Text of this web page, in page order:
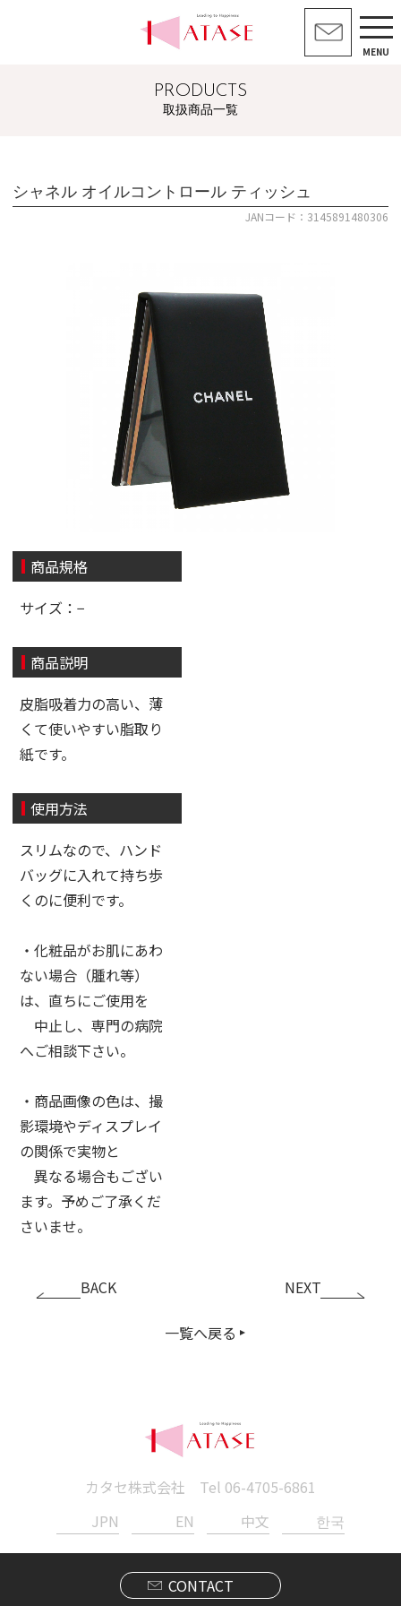
MENU
PRODUCTS
取扱商品一覧
シャネル オイルコントロール ティッシュ
JANコード：3145891480306
商品規格
サイズ：−
商品説明
皮脂吸着力の高い、薄
くて使いやすい脂取り
紙です。
使用方法
スリムなので、ハンド
バッグに入れて持ち歩
くのに便利です。
・化粧品がお肌にあわ
ない場合（腫れ等）
は、直ちにご使用を
中止し、専門の病院
へご相談下さい。
・商品画像の色は、撮
影環境やディスプレイ
の関係で実物と
異なる場合もござい
ます。予めご了承くだ
さいませ。
BACK
一覧へ戻る
NEXT
カタセ株式会社 Tel 06-4705-6861
JPN
EN 中文 한국
CONTACT